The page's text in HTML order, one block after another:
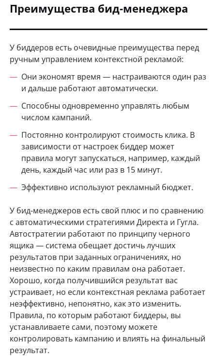
Преимущества бид-менеджера
У биддеров есть очевидные преимущества перед
ручным управлением контекстной рекламой:
Они экономят время — настраиваются один раз
и дальше работают автоматически.
Способны одновременно управлять любым
числом кампаний.
Постоянно контролируют стоимость клика. В
зависимости от настроек биддер может
правила могут запускаться, например, каждый
день, каждый час или раз в 15 минут.
Эффективно используют рекламный бюджет.
У бид-менеджеров есть свой плюс и по сравнению
с автоматическими стратегиями Директа и Гугла.
Автостратегии работают по принципу черного
ящика — система обещает достичь лучших
результатов при заданных ограничениях, но
неизвестно по каким правилам она работает.
Хорошо, когда получившийся результат вас
устраивает, но если контекстная реклама работает
неэффективно, непонятно, как это изменить.
Правила, по которым работают биддеры, вы
устанавливаете сами, поэтому можете
контролировать кампанию и влиять на финальный
результат.